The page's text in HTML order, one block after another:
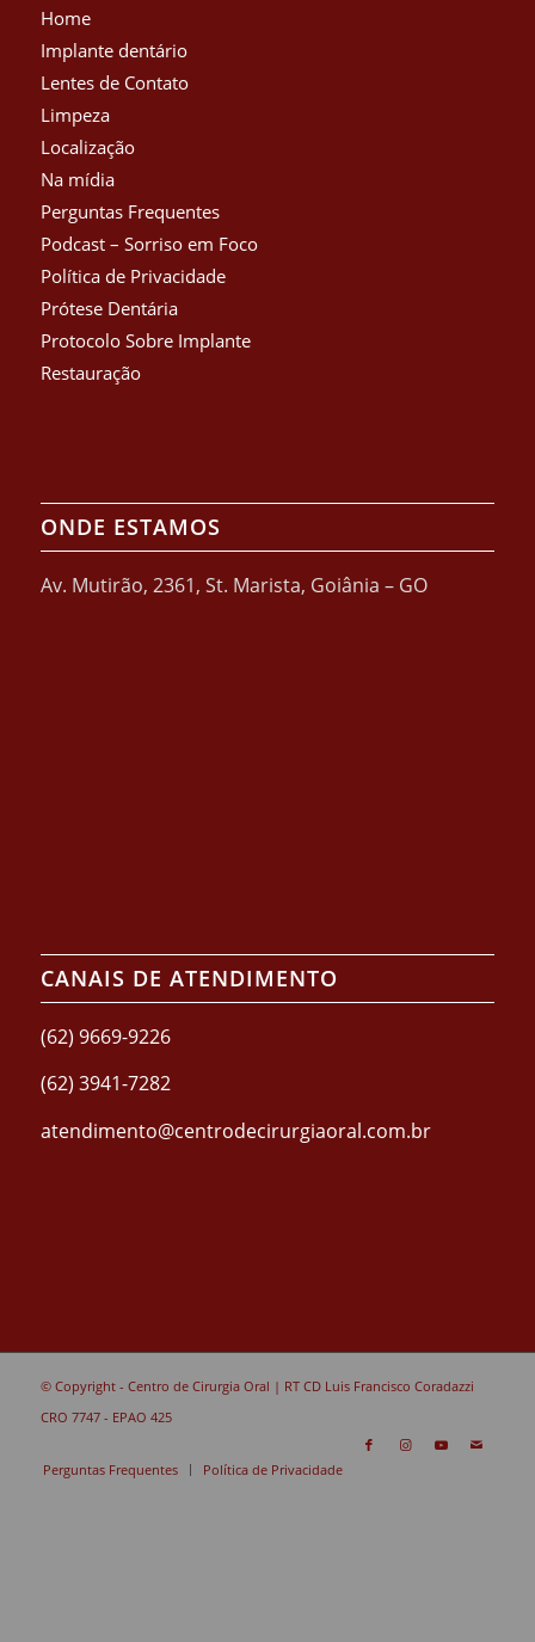
Home
Implante dentário
Lentes de Contato
Limpeza
Localização
Na mídia
Perguntas Frequentes
Podcast – Sorriso em Foco
Política de Privacidade
Prótese Dentária
Protocolo Sobre Implante
Restauração
ONDE ESTAMOS
Av. Mutirão, 2361, St. Marista, Goiânia – GO
CANAIS DE ATENDIMENTO
(62) 9669-9226
(62) 3941-7282
atendimento@centrodecirurgiaoral.com.br
© Copyright - Centro de Cirurgia Oral | RT CD Luis Francisco Coradazzi
CRO 7747 - EPAO 425
Perguntas Frequentes Política de Privacidade